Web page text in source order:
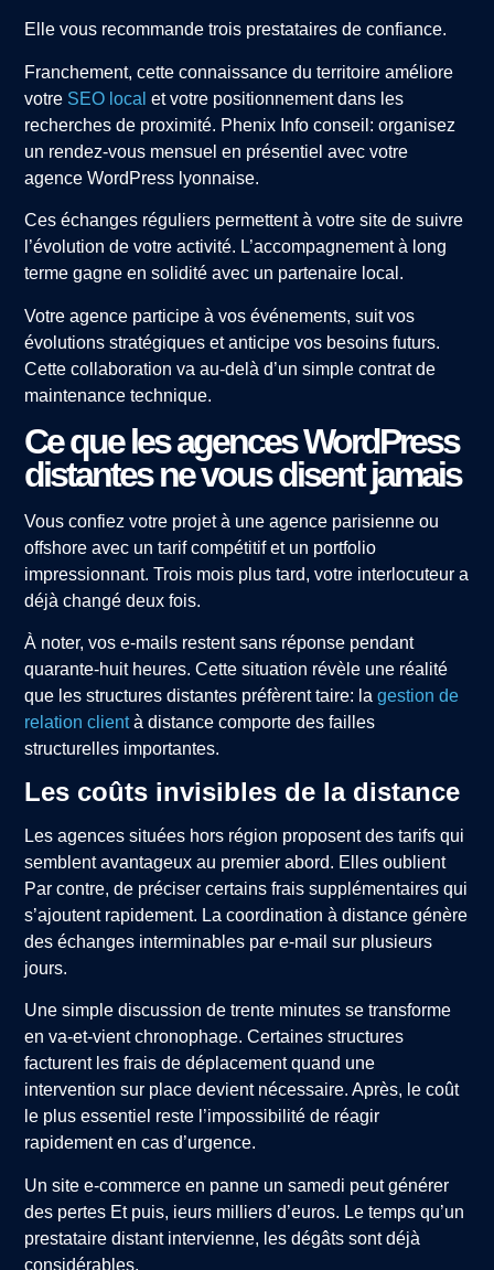
Elle vous recommande trois prestataires de confiance.
Franchement, cette connaissance du territoire améliore
votre SEO local et votre positionnement dans les
recherches de proximité. Phenix Info conseil: organisez
un rendez-vous mensuel en présentiel avec votre
agence WordPress lyonnaise.
Ces échanges réguliers permettent à votre site de suivre
l’évolution de votre activité. L’accompagnement à long
terme gagne en solidité avec un partenaire local.
Votre agence participe à vos événements, suit vos
évolutions stratégiques et anticipe vos besoins futurs.
Cette collaboration va au-delà d’un simple contrat de
maintenance technique.
Ce que les agences WordPress
distantes ne vous disent jamais
Vous confiez votre projet à une agence parisienne ou
offshore avec un tarif compétitif et un portfolio
impressionnant. Trois mois plus tard, votre interlocuteur a
déjà changé deux fois.
À noter, vos e-mails restent sans réponse pendant
quarante-huit heures. Cette situation révèle une réalité
que les structures distantes préfèrent taire: lagestion de
relation clientà distance comporte des failles
structurelles importantes.
Les coûts invisibles de la distance
Les agences situées hors région proposent des tarifs qui
semblent avantageux au premier abord. Elles oublient
Par contre, de préciser certains frais supplémentaires qui
s’ajoutent rapidement. La coordination à distance génère
des échanges interminables par e-mail sur plusieurs
jours.
Une simple discussion de trente minutes se transforme
en va-et-vient chronophage. Certaines structures
facturent les frais de déplacement quand une
intervention sur place devient nécessaire. Après, le coût
le plus essentiel reste l’impossibilité de réagir
rapidement en cas d’urgence.
Un site e-commerce en panne un samedi peut générer
des pertes Et puis, ieurs milliers d’euros. Le temps qu’un
prestataire distant intervienne, les dégâts sont déjà
considérables.